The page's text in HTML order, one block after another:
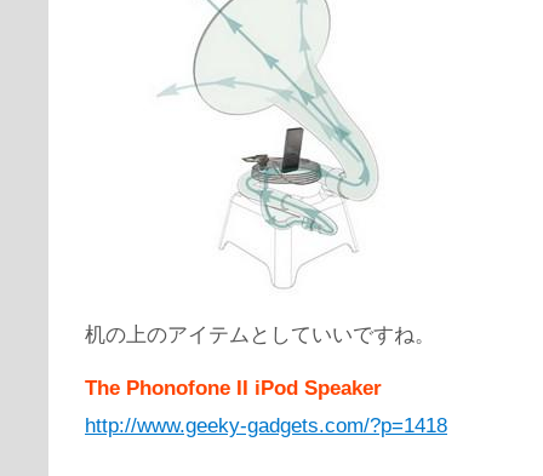
机の上のアイテムとしていいですね。
The Phonofone II iPod Speaker
http://www.geeky-gadgets.com/?p=1418